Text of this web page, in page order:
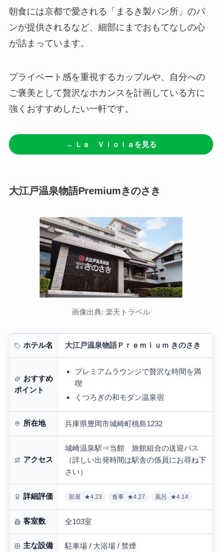
朝食には京都で愛される「まるき製パン所」のパ
ンが提供されるなど、細部にまでおもてなしの心
が詰まっています。
プライベート感を重視するカップルや、自分への
ご褒美として贅沢なホカンスを計画している方に
強くおすすめしたい一軒です。
→ Ｌａ Ｖｉｏｌａを見る
大江戸温泉物語Premiumきのさき
画像出典: 楽天トラベル
ホテル名 大江戸温泉物語Ｐｒｅｍｉｕｍ きのさき
おすすめ
ポイント
プレミアムラウンジで贅沢な時間を満
喫
くつろぎの和モダン温泉宿
所在地 兵庫県豊岡市城崎町桃島1232
アクセス
城崎温泉駅⇒当館 旅館組合の送迎バス
（詳しい出発時間は駅舎の係員にお尋ね下
さい）
詳細評価 部屋 ★4.23 食事 ★4.27 風呂 ★4.14
客室数 全103室
主な設備 駐車場 / 大浴場 / 禁煙